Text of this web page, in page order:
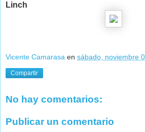
Linch
Vicente Camarasa en sábado, noviembre
Compartir
No hay comentarios:
Publicar un comentario